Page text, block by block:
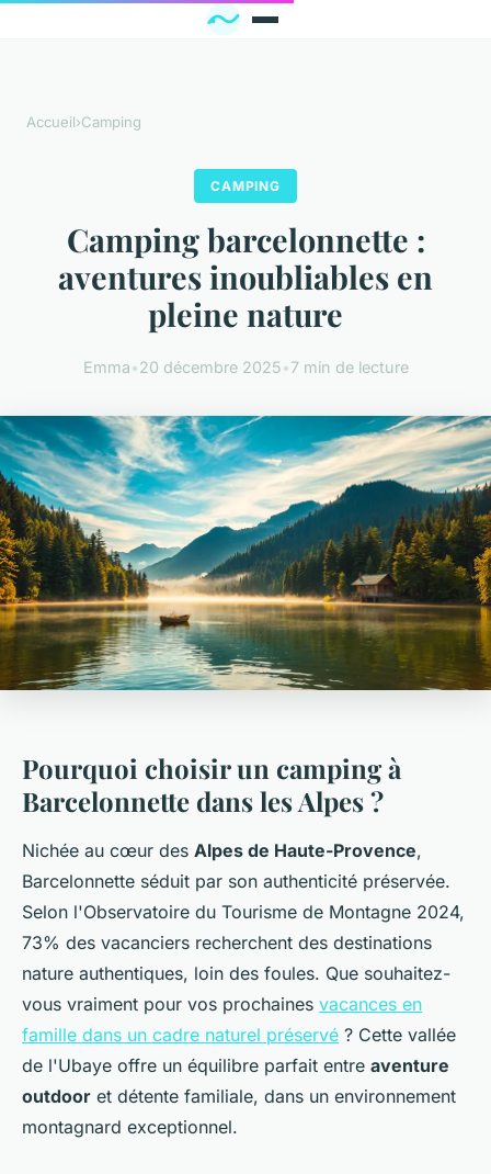
Accueil›Camping
CAMPING
Camping barcelonnette :
aventures inoubliables en
pleine nature
Emma•20 décembre 2025•7 min de lecture
Pourquoi choisir un camping à
Barcelonnette dans les Alpes ?
Nichée au cœur des Alpes de Haute-Provence,
Barcelonnette séduit par son authenticité préservée.
Selon l'Observatoire du Tourisme de Montagne 2024,
73% des vacanciers recherchent des destinations
nature authentiques, loin des foules. Que souhaitez-
vous vraiment pour vos prochaines vacances en
famille dans un cadre naturel préservé ? Cette vallée
de l'Ubaye offre un équilibre parfait entre aventure
outdoor et détente familiale, dans un environnement
montagnard exceptionnel.